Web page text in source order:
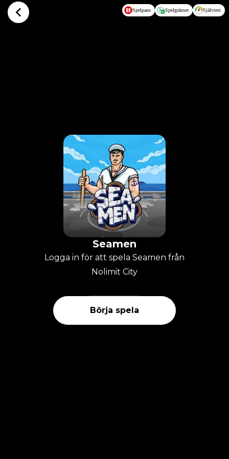
Hoppa till huvudinnehållet Spelpaus Spelgränser Självtest
Seamen
Logga in för att spela Seamen från
Nolimit City
Börja spela